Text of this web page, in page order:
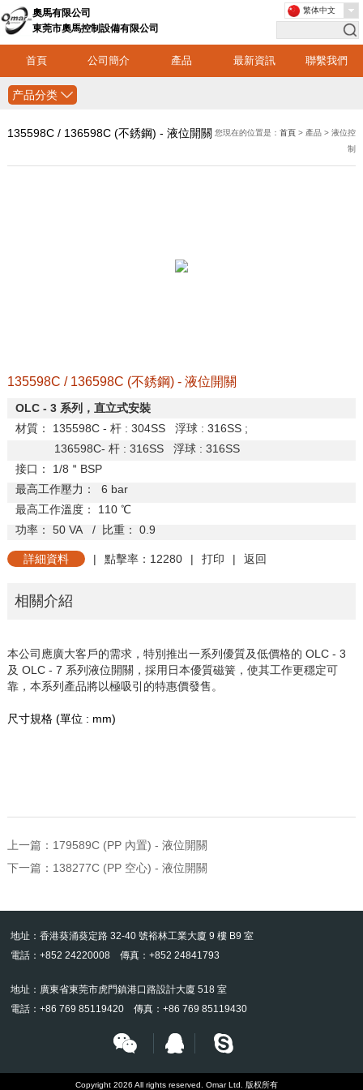
奧馬有限公司
東莞市奧馬控制設備有限公司
首頁 公司簡介 產品 最新資訊 聯繫我們
繁体中文
产品分类
135598C / 136598C (不銹鋼) - 液位開關 您現在的位置是：首頁 > 產品 > 液位控
制
135598C / 136598C (不銹鋼) - 液位開關
OLC - 3 系列，直立式安裝
材質：
135598C - 杆: 304SS 浮球: 316SS ;
136598C- 杆: 316SS 浮球: 316SS
接口：
1/8 ＂ BSP
最高工作壓力：
6 bar
最高工作溫度：
110 ℃
功率：
50 VA/ 比重： 0.9
詳細資料 | 點擊率：12280 | 打印 | 返回
相關介紹
本公司應廣大客戶的需求，特別推出一系列優質及低價格的 OLC - 3
及 OLC - 7 系列液位開關，採用日本優質磁簧，使其工作更穩定可
靠，本系列產品將以極吸引的特惠價發售。
尺寸規格(單位 : mm)
上一篇： 179589C (PP 內置) - 液位開關
下一篇： 138277C (PP 空心) - 液位開關
地址：香港葵涌葵定路 32-40 號裕林工業大廈 9 樓 B9 室
電話：+852 24220008 傳真：+852 24841793
地址：廣東省東莞市虎門鎮港口路設計大廈 518 室
電話：+86 769 85119420 傳真：+86 769 85119430
Copyright 2026 All rights reserved. Omar Ltd. 版权所有